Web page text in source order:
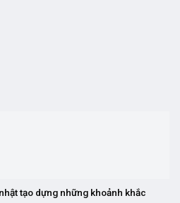
tạo dựng những khoảnh khắc